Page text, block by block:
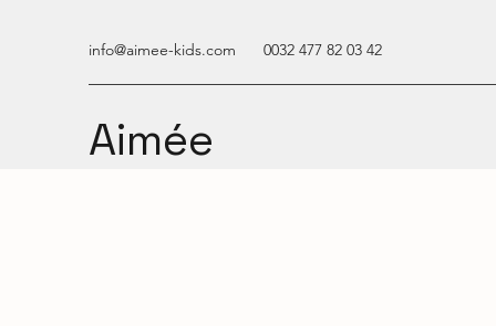
info@aimee-kids.com 0032 477 82 03 42
Aimée